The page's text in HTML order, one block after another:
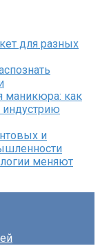
для разных
маникюра: как
индустрию
и
меняют